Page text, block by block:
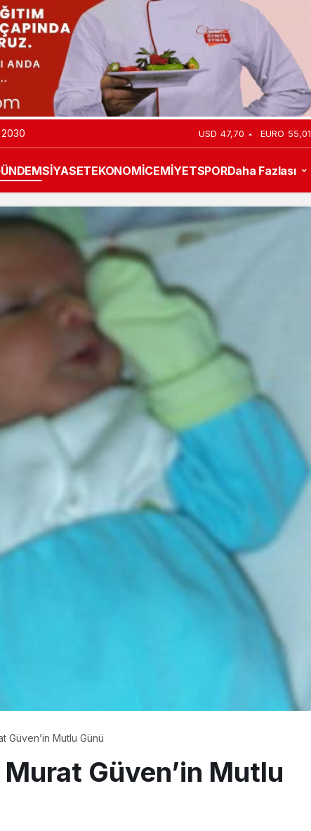
MİAMİ USD 47,70 EURO 55,01
SİYASETEKONOMİCEMİYETSPORDaha Fazlası
Güven’in Mutlu Günü
Güven’in Mutlu
DİPLOMASİDE YENİ
DURAK: MİAMİ